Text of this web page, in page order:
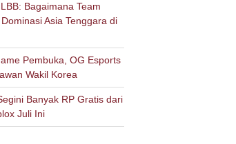
Bagaimana Team
Asia Tenggara di
Pembuka, OG Esports
Wakil Korea
Banyak RP Gratis dari
Juli Ini